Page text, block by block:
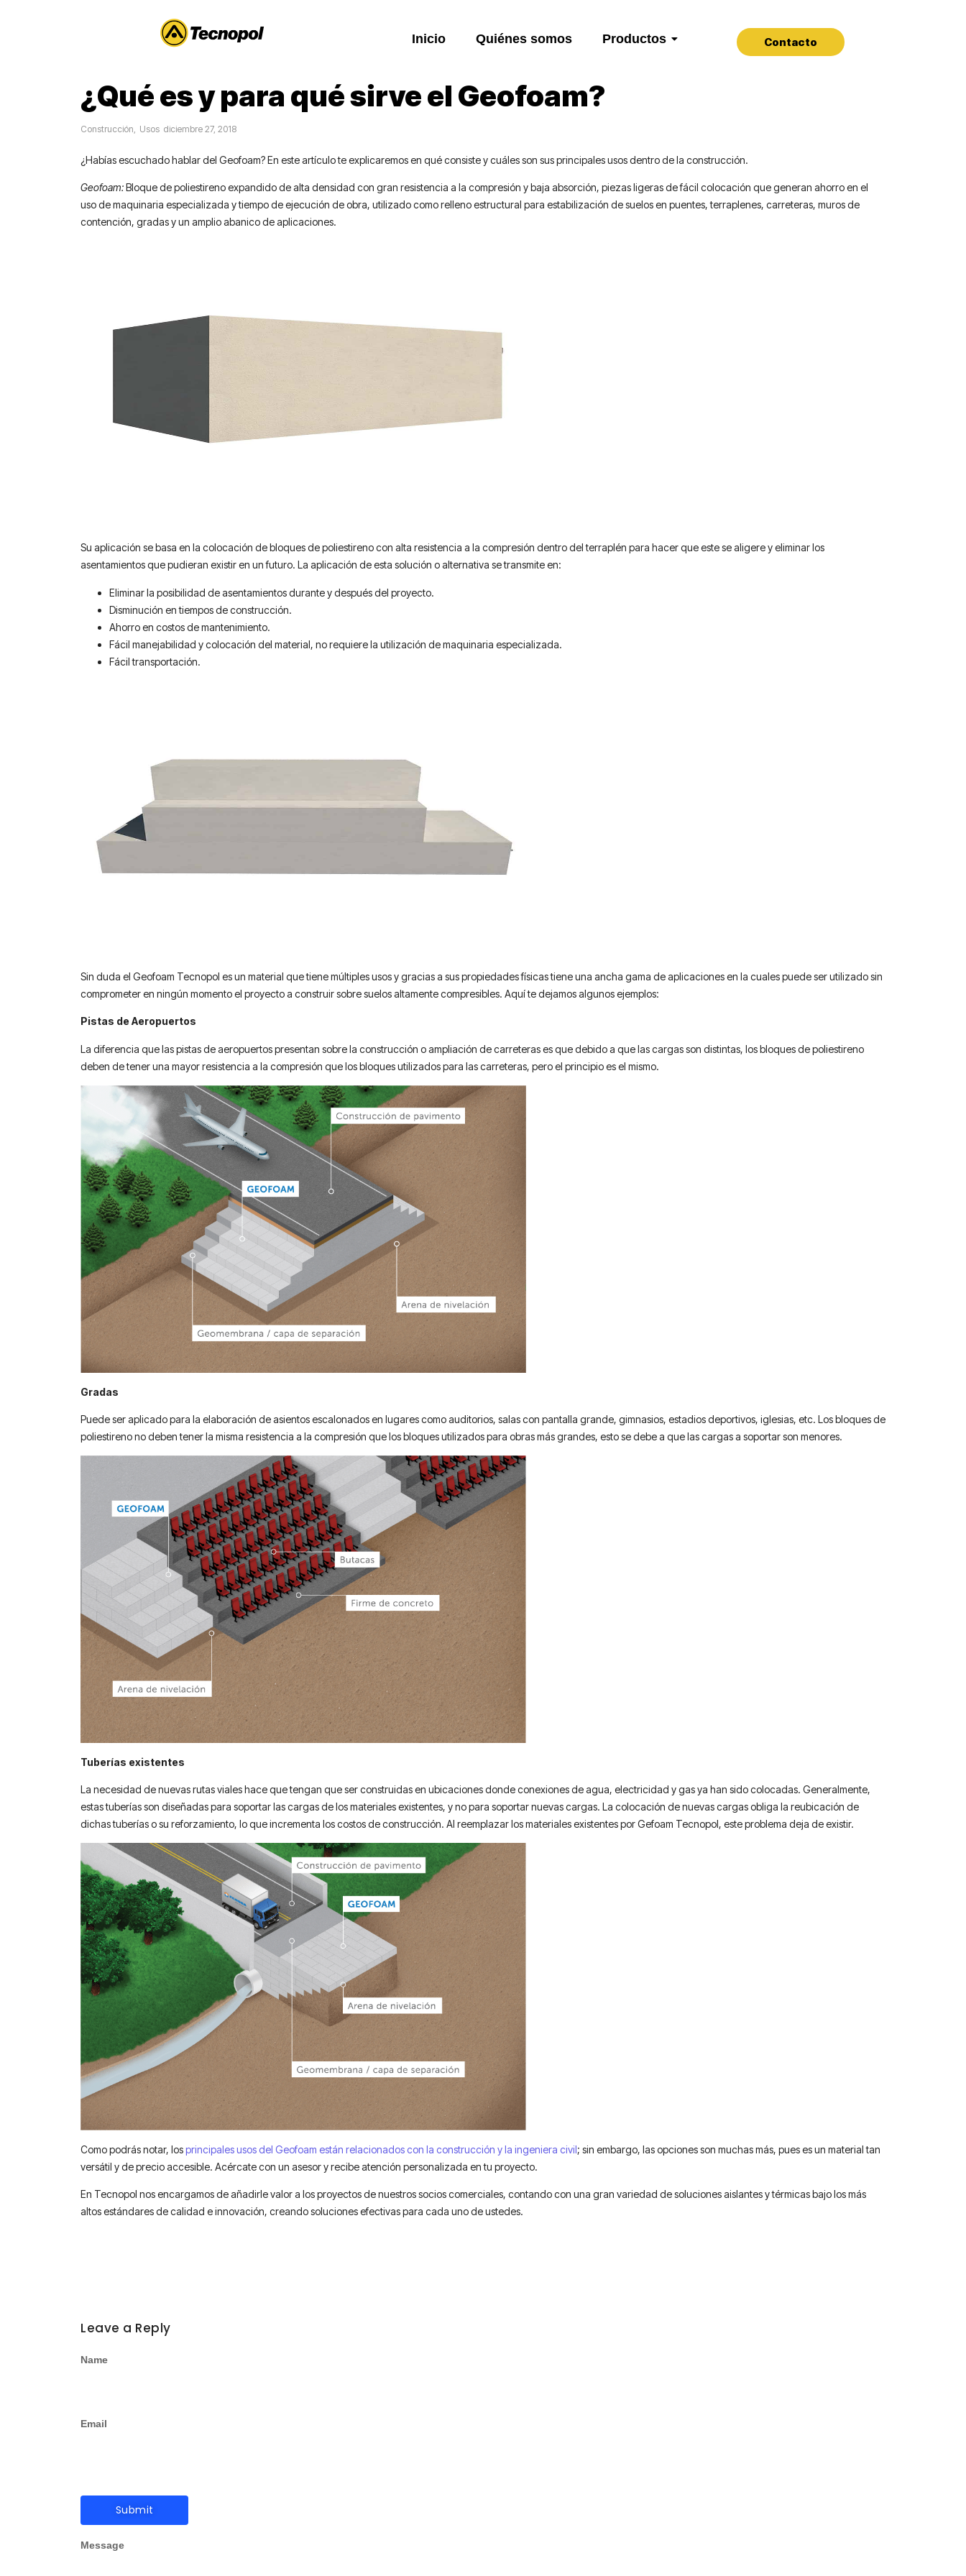
Inicio Quiénes somos Productos Contacto
¿Qué es y para qué sirve el Geofoam?
Construcción, Usos diciembre 27, 2018
¿Habías escuchado hablar del Geofoam? En este artículo te explicaremos en qué consiste y cuáles son sus principales usos dentro de la construcción.
Geofoam:Bloque de poliestireno expandido de alta densidad con gran resistencia a la compresión y baja absorción, piezas ligeras de fácil colocación que generan ahorro en el
uso de maquinaria especializada y tiempo de ejecución de obra, utilizado como relleno estructural para estabilización de suelos en puentes, terraplenes, carreteras, muros de
contención, gradas y un amplio abanico de aplicaciones.
Su aplicación se basa en la colocación de bloques de poliestireno con alta resistencia a la compresión dentro del terraplén para hacer que este se aligere y eliminar los
asentamientos que pudieran existir en un futuro. La aplicación de esta solución o alternativa se transmite en:
Eliminar la posibilidad de asentamientos durante y después del proyecto.
Disminución en tiempos de construcción.
Ahorro en costos de mantenimiento.
Fácil manejabilidad y colocación del material, no requiere la utilización de maquinaria especializada.
Fácil transportación.
Sin duda el Geofoam Tecnopol es un material que tiene múltiples usos y gracias a sus propiedades físicas tiene una ancha gama de aplicaciones en la cuales puede ser utilizado sin
comprometer en ningún momento el proyecto a construir sobre suelos altamente compresibles. Aquí te dejamos algunos ejemplos:
Pistas de Aeropuertos
La diferencia que las pistas de aeropuertos presentan sobre la construcción o ampliación de carreteras es que debido a que las cargas son distintas, los bloques de poliestireno
deben de tener una mayor resistencia a la compresión que los bloques utilizados para las carreteras, pero el principio es el mismo.
Gradas
Puede ser aplicado para la elaboración de asientos escalonados en lugares como auditorios, salas con pantalla grande, gimnasios, estadios deportivos, iglesias, etc. Los bloques de
poliestireno no deben tener la misma resistencia a la compresión que los bloques utilizados para obras más grandes, esto se debe a que las cargas a soportar son menores.
Tuberías existentes
La necesidad de nuevas rutas viales hace que tengan que ser construidas en ubicaciones donde conexiones de agua, electricidad y gas ya han sido colocadas. Generalmente,
estas tuberías son diseñadas para soportar las cargas de los materiales existentes, y no para soportar nuevas cargas. La colocación de nuevas cargas obliga la reubicación de
dichas tuberías o su reforzamiento, lo que incrementa los costos de construcción. Al reemplazar los materiales existentes por Gefoam Tecnopol, este problema deja de existir.
Como podrás notar, losprincipales usos del Geofoam están relacionados con la construcción y la ingeniera civil; sin embargo, las opciones son muchas más, pues es un material tan
versátil y de precio accesible. Acércate con un asesor y recibe atención personalizada en tu proyecto.
En Tecnopol nos encargamos de añadirle valor a los proyectos de nuestros socios comerciales, contando con una gran variedad de soluciones aislantes y térmicas bajo los más
altos estándares de calidad e innovación, creando soluciones efectivas para cada uno de ustedes.
Leave a Reply
Message
Name
Email